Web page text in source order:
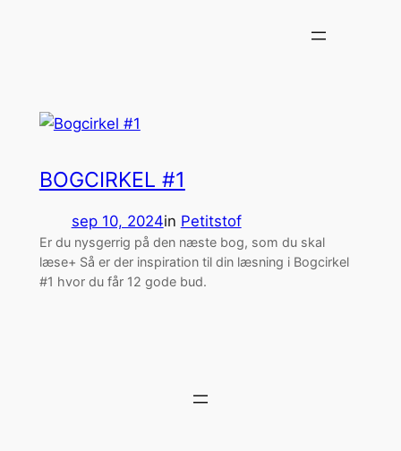
BOGCIRKEL #1
sep 10, 2024in Petitstof
Er du nysgerrig på den næste bog, som du skal
læse+ Så er der inspiration til din læsning i Bogcirkel
#1 hvor du får 12 gode bud.